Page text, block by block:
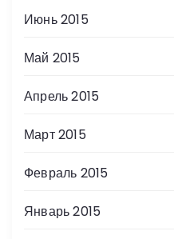
Июнь 2015
Май 2015
Апрель 2015
Март 2015
Февраль 2015
Январь 2015